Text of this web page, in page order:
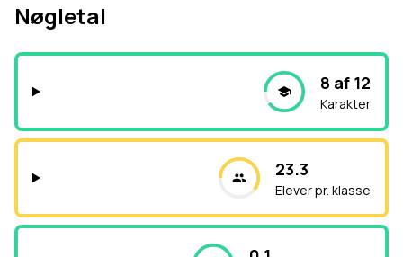
Nøgletal
8 af 12
Karakter
23.3
Elever pr. klasse